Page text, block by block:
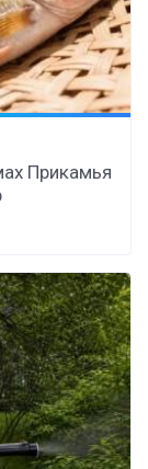
Прикамья